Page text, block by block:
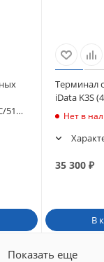
USB/EU
Терминал
iData K3S
Нет в
35 300₽
В
Показать еще